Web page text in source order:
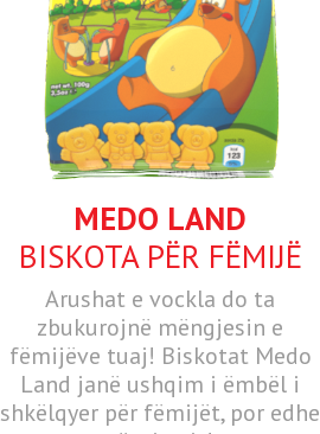
MEDO LAND
BISKOTA PËR FËMIJË
Arushat e vockla do ta
zbukurojnë mëngjesin e
fëmijëve tuaj! Biskotat Medo
Land janë ushqim i ëmbël i
shkëlqyer për fëmijët, por edhe